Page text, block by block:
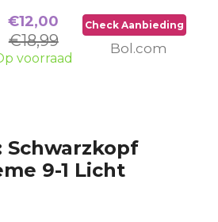
€12,00
€18,99
voorraad
Check Aanbieding
Bol.com
9-1 Licht